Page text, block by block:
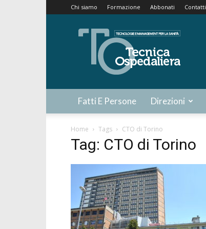
Chi siamo Formazione Abbonati Contatti
Tecnica
Ospedaliera
Fatti E Persone Direzioni
Home Tags CTO di Torino
Tag: CTO di Torino